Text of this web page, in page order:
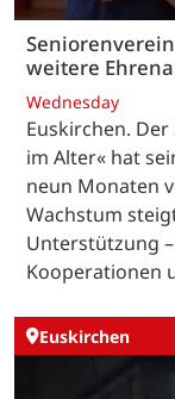
weitere
Wednesday
Euskirchen.
im Alter« hat
neun Monaten
Wachstum
Unterstützung
Kooperationen
Euskirchen